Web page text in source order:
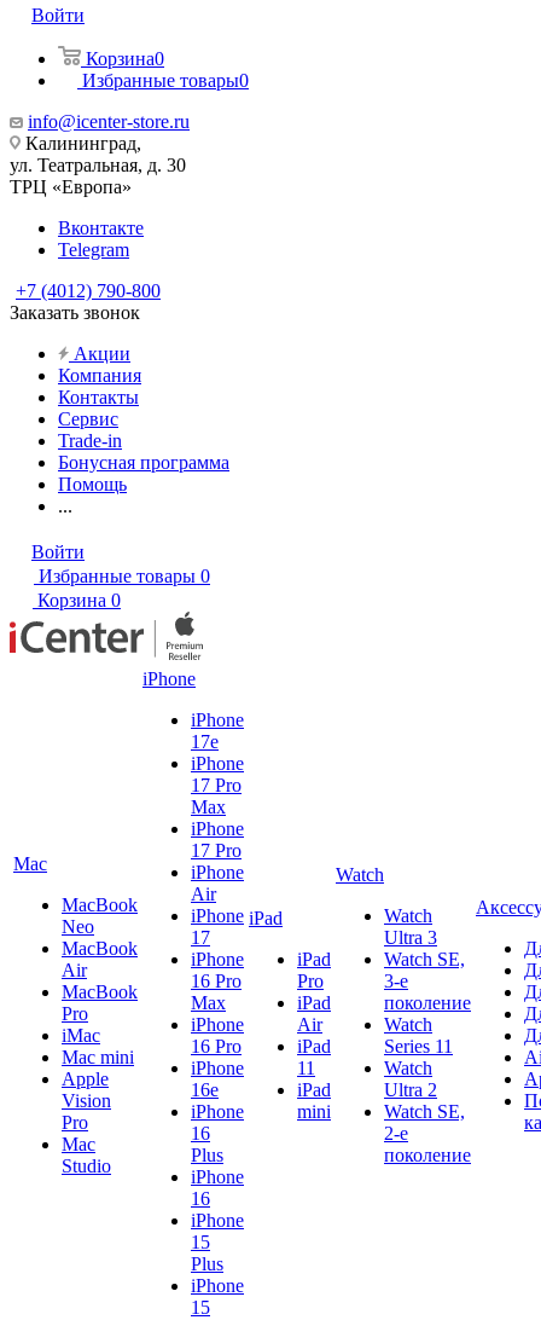
Войти
Корзина0
Избранные товары0
info@icenter-store.ru
Калининград,
ул. Театральная, д. 30
ТРЦ «Европа»
Вконтакте
Telegram
+7 (4012) 790-800
Заказать звонок
Акции
Компания
Контакты
Сервис
Trade-in
Бонусная программа
Помощь
...
Войти
Избранные товары 0
Корзина 0
Mac
MacBook
Neo
MacBook
Air
MacBook
Pro
iMac
Mac mini
Apple
Vision
Pro
Mac
Studio
iPhone
iPhone
17e
iPhone
17 Pro
Max
iPhone
17 Pro
iPhone
Air
iPhone
17
iPhone
16 Pro
Max
iPhone
16 Pro
iPhone
16e
iPhone
16
Plus
iPhone
16
iPhone
15
Plus
iPhone
15
iPad
iPad
Pro
iPad
Air
iPad
11
iPad
mini
Watch
Watch
Ultra 3
Watch SE,
3-е
поколение
Watch
Series 11
Watch
Ultra 2
Watch SE,
2-е
поколение